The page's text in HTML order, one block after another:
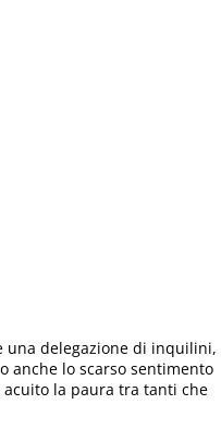
una delegazione di inquilini,
anche lo scarso sentimento
la paura tra tanti che